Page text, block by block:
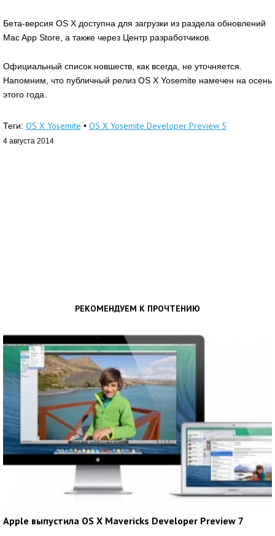
Бета-версия OS X доступна для загрузки из раздела обновлений
Mac App Store, а также через Центр разработчиков.
Официальный список новшеств, как всегда, не уточняется.
Напомним, что публичный релиз OS X Yosemite намечен на осень
этого года.
Теги: OS X Yosemite • OS X Yosemite Developer Preview 5
4 августа 2014
РЕКОМЕНДУЕМ К ПРОЧТЕНИЮ
Apple выпустила OS X Mavericks Developer Preview 7